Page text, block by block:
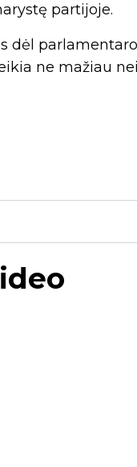
partijoje.
dėl
ne mažiau